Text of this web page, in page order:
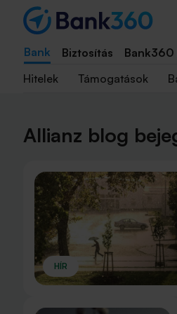
Bank Biztosítás Bank360
Hitelek
Támogatások
Allianz blog
HÍR